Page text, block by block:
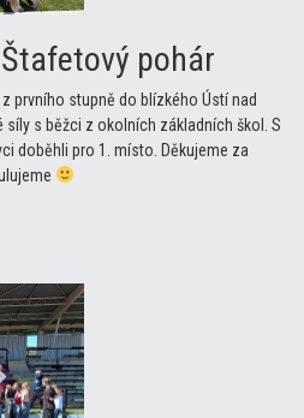
pohár
prvního stupně do blízkého Ústí nad
síly s běžci z okolních základních škol. S
doběhli pro 1. místo. Děkujeme za